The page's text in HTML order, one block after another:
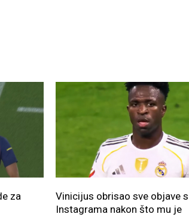
za
Vinicijus obrisao sve objave s
Instagrama nakon što mu je